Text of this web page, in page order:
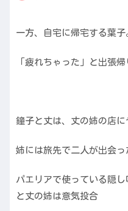
一方、自宅に帰宅する葉子
「疲れちゃった」と出張
鐘子と丈は、丈の姉の店に
姉には旅先で二人が出会っ
パエリアで使っている隠
と丈の姉は意気投合